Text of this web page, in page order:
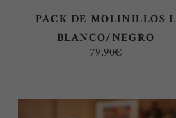
PACK DE MOLINILLOS L
BLANCO/NEGRO
79,90€